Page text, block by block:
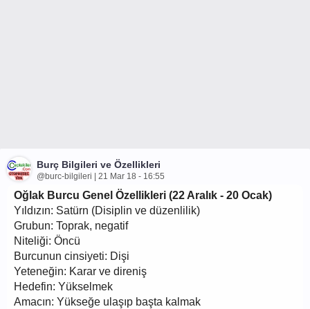
Burç Bilgileri ve Özellikleri
@burc-bilgileri | 21 Mar 18 - 16:55
Oğlak Burcu Genel Özellikleri (22 Aralık - 20 Ocak)
Yıldızın: Satürn (Disiplin ve düzenlilik)
Grubun: Toprak, negatif
Niteliği: Öncü
Burcunun cinsiyeti: Dişi
Yeteneğin: Karar ve direniş
Hedefin: Yükselmek
Amacın: Yükseğe ulaşıp başta kalmak